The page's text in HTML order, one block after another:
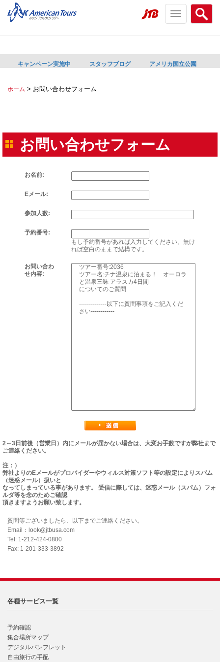
Search
menu
Toggle
navigation
キャンペーン実施中 スタッフブログ アメリカ国立公園
ホーム > お問い合わせフォーム
お問い合わせフォーム
お名前:
Eメール:
参加人数:
予約番号:
もし予約番号があれば入力してください。無け
れば空白のままで結構です。
お問い合わ
せ内容:
2～3日前後（営業日）内にメールが届かない場合は、大変お手数ですが弊社まで
ご連絡ください。
注：）
弊社よりのEメールがプロバイダーやウィルス対策ソフト等の設定によりスパム
（迷惑メール）扱いと
なってしまっている事があります。 受信に際しては、迷惑メール（スパム）フォ
ルダ等を念のためご確認
頂きますようお願い致します。
質問等ございましたら、以下までご連絡ください。
Email：look@jtbusa.com
Tel: 1-212-424-0800
Fax: 1-201-333-3892
各種サービス一覧
予約確認
集合場所マップ
デジタルパンフレット
自由旅行の手配